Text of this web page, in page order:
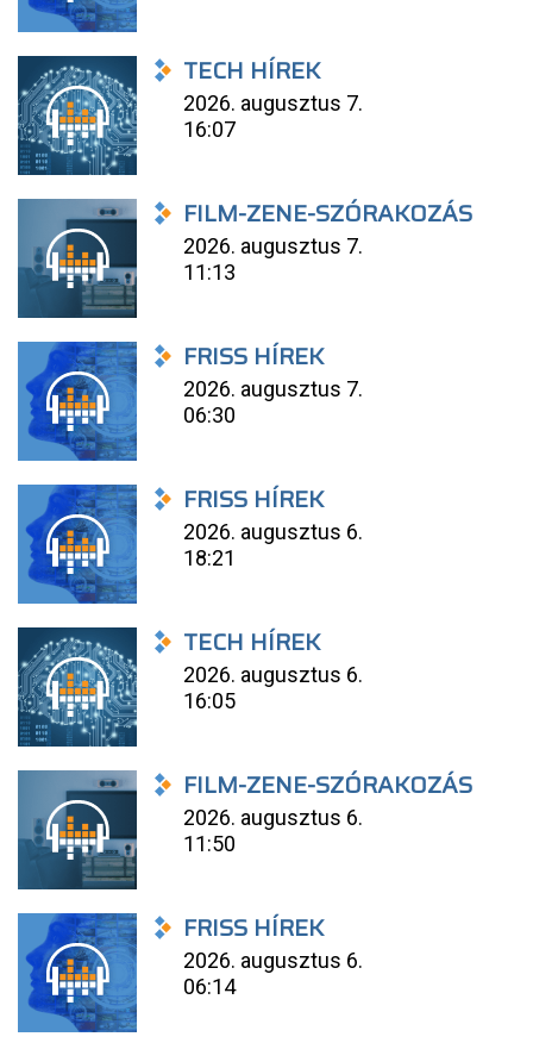
TECH HÍREK
2026. augusztus 7.
16:07
FILM-ZENE-SZÓRAKOZÁS
2026. augusztus 7.
11:13
FRISS HÍREK
2026. augusztus 7.
06:30
FRISS HÍREK
2026. augusztus 6.
18:21
TECH HÍREK
2026. augusztus 6.
16:05
FILM-ZENE-SZÓRAKOZÁS
2026. augusztus 6.
11:50
FRISS HÍREK
2026. augusztus 6.
06:14